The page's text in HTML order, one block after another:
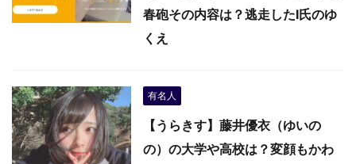
春砲その内容は？逃走したI氏のゆ
くえ
有名人
【うらきす】藤井優衣（ゆいの
の）の大学や高校は？変顔もかわ